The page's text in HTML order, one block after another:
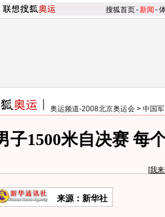
搜狐首页-新闻 -
奥运频道-2008北京奥运会 > 中国
子1500米自决赛 每
[我
来源：新华社